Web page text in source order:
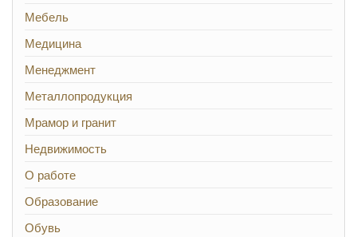
Мебель
Медицина
Менеджмент
Металлопродукция
Мрамор и гранит
Недвижимость
О работе
Образование
Обувь